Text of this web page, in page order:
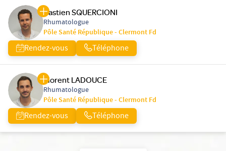
Bastien SQUERCIONI
Rhumatologue
Pôle Santé République - Clermont Fd
Rendez-vous Téléphone
Florent LADOUCE
Rhumatologue
Pôle Santé République - Clermont Fd
Rendez-vous Téléphone